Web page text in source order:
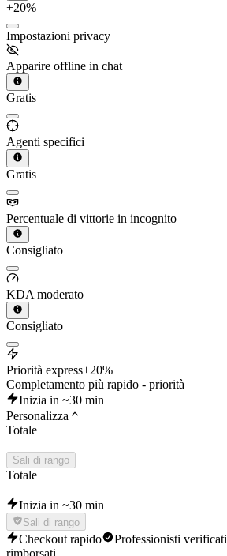
+20%
Impostazioni privacy
Apparire offline in chat
Gratis
Agenti specifici
Gratis
Percentuale di vittorie in incognito
Consigliato
KDA moderato
Consigliato
Priorità express+20%
Completamento più rapido - priorità
Inizia in ~30 min
Personalizza
Totale
Sali di rango
Totale
Inizia in ~30 min
Sali di rango
Checkout rapido Professionisti verificati
rimborsati